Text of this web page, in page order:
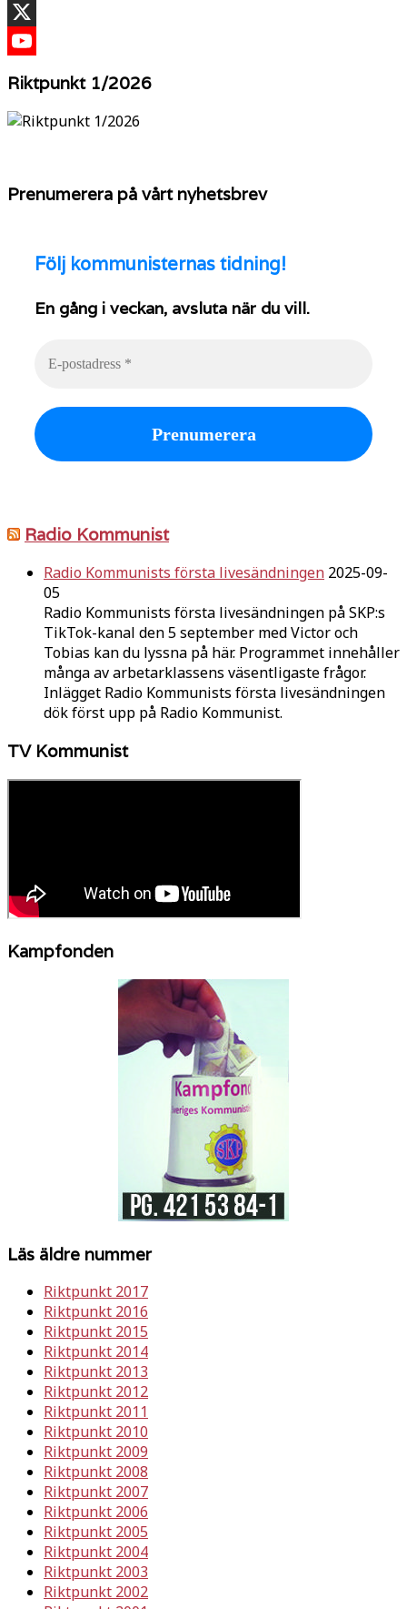
TikTok
X
Riktpunkt 1/2026
Prenumerera på vårt nyhetsbrev
Följ kommunisternas tidning!
En gång i veckan, avsluta när du vill.
Radio Kommunist
Radio Kommunists första livesändningen 2025-09-
05
Radio Kommunists första livesändningen på SKP:s
TikTok-kanal den 5 september med Victor och
Tobias kan du lyssna på här. Programmet innehåller
många av arbetarklassens väsentligaste frågor.
Inlägget Radio Kommunists första livesändningen
dök först upp på Radio Kommunist.
TV Kommunist
Kampfonden
Läs äldre nummer
Riktpunkt 2017
Riktpunkt 2016
Riktpunkt 2015
Riktpunkt 2014
Riktpunkt 2013
Riktpunkt 2012
Riktpunkt 2011
Riktpunkt 2010
Riktpunkt 2009
Riktpunkt 2008
Riktpunkt 2007
Riktpunkt 2006
Riktpunkt 2005
Riktpunkt 2004
Riktpunkt 2003
Riktpunkt 2002